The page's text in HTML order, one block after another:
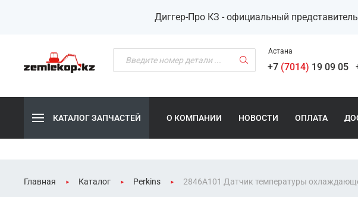
Диггер-Про КЗ - официальный представитель
Астана
+7 (7014) 19 09 05
КАТАЛОГ ЗАПЧАСТЕЙ О КОМПАНИИ НОВОСТИ ОПЛАТА
Главная Каталог Perkins 2846A101 Датчик температуры